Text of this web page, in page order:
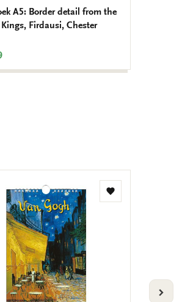
A5: Border detail from the
Firdausi, Chester
Toevoegen